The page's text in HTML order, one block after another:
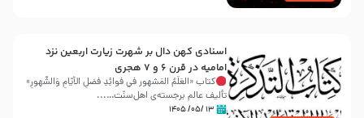
اسنادی کهن دال بر شهرت زیارت اربعین نزد
امامیه در قرن ۶ و ۷ هجری
کتاب «العَلَمُ المَشهور في فَوائِدِ فَضلِ الأيّامِ وَالشُّهورِ»
تألیف عالم برجسته‌ی اهل‌سنّت…...
۱۳ /۰۵/ ۱۴۰۵